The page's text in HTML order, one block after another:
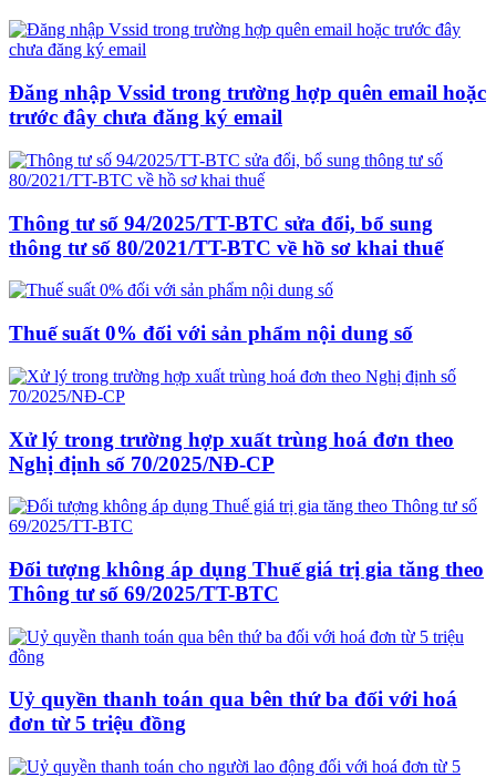
Đăng nhập Vssid trong trường hợp quên email hoặc
trước đây chưa đăng ký email
Thông tư số 94/2025/TT-BTC sửa đổi, bổ sung
thông tư số 80/2021/TT-BTC về hồ sơ khai thuế
Thuế suất 0% đối với sản phẩm nội dung số
Xử lý trong trường hợp xuất trùng hoá đơn theo
Nghị định số 70/2025/NĐ-CP
Đối tượng không áp dụng Thuế giá trị gia tăng theo
Thông tư số 69/2025/TT-BTC
Uỷ quyền thanh toán qua bên thứ ba đối với hoá
đơn từ 5 triệu đồng